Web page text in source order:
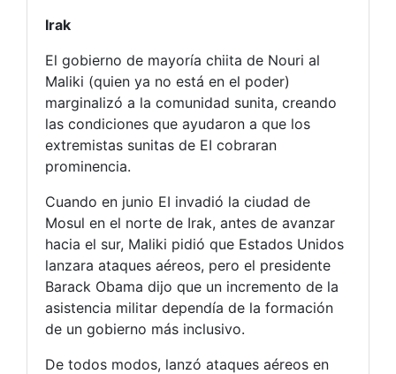
Irak
El gobierno de mayoría chiita de Nouri al
Maliki (quien ya no está en el poder)
marginalizó a la comunidad sunita, creando
las condiciones que ayudaron a que los
extremistas sunitas de EI cobraran
prominencia.
Cuando en junio EI invadió la ciudad de
Mosul en el norte de Irak, antes de avanzar
hacia el sur, Maliki pidió que Estados Unidos
lanzara ataques aéreos, pero el presidente
Barack Obama dijo que un incremento de la
asistencia militar dependía de la formación
de un gobierno más inclusivo.
De todos modos, lanzó ataques aéreos en